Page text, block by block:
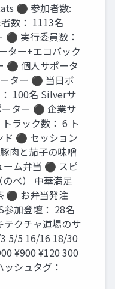
⚫ 参加者数:
数： 1113名
⚫ 実行委員数：
ター+エコバック
⚫ 個人サポータ
ター ⚫ 当日ボ
100名 Silverサ
ター ⚫ 企業サ
ラック数： 6 ト
ド ⚫ セッション
肉と茄子の味噌
ーム弁当 ⚫ スピ
べ） 中華満足
⚫ お弁当発注
加登壇： 28名
テクチャ道場のサ
5/5 16/16 18/30
¥900 ¥120 300
シュタグ：